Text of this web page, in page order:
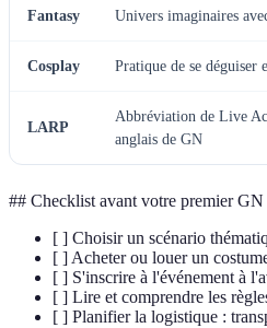
Fantasy Univers imaginaires
Cosplay Pratique de se déguiser
LARP
Abbréviation de Live
anglais de GN
## Checklist avant votre premier GN
[ ] Choisir un scénario
[ ] Acheter ou louer un
[ ] S'inscrire à l'événement à
[ ] Lire et comprendre les
[ ] Planifier la logistique :